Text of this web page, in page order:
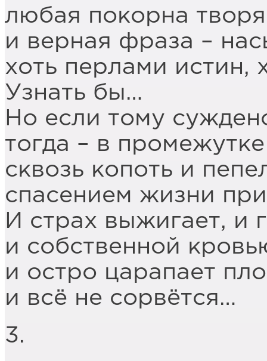
любая покорна
и верная фраза –
хоть перлами истин,
Узнать бы…
Но если тому
тогда – в
сквозь копоть и
спасением жизни
И страх выжигает, и
и собственной
и остро царапает
и всё не сорвётся…
3.